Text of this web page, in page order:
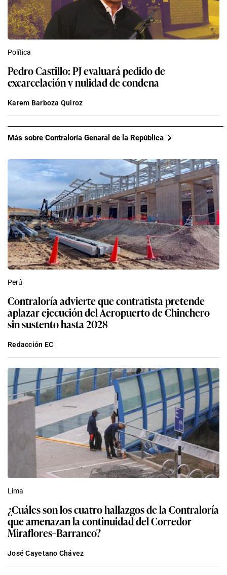
Política
Pedro Castillo: PJ evaluará pedido de
excarcelación y nulidad de condena
Karem Barboza Quiroz
Más sobre Contraloría Genaral de la República
Perú
Contraloría advierte que contratista pretende
aplazar ejecución del Aeropuerto de Chinchero
sin sustento hasta 2028
Redacción EC
Lima
¿Cuáles son los cuatro hallazgos de la Contraloría
que amenazan la continuidad del Corredor
Miraflores–Barranco?
José Cayetano Chávez